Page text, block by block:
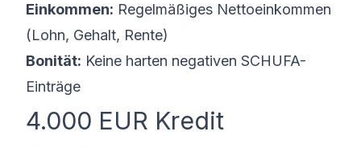
Einkommen: Regelmäßiges Nettoeinkommen
(Lohn, Gehalt, Rente)
Bonität: Keine harten negativen SCHUFA-
Einträge
4.000 EUR Kredit